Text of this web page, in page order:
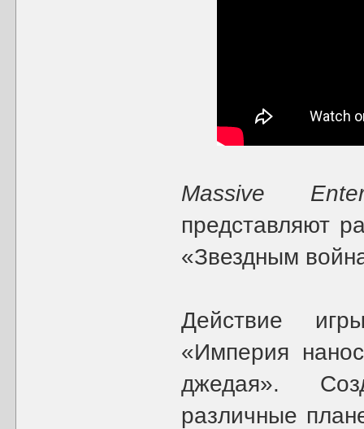
Massive
представляют
«Звездным
Действие
«Империя
джедая».
различные